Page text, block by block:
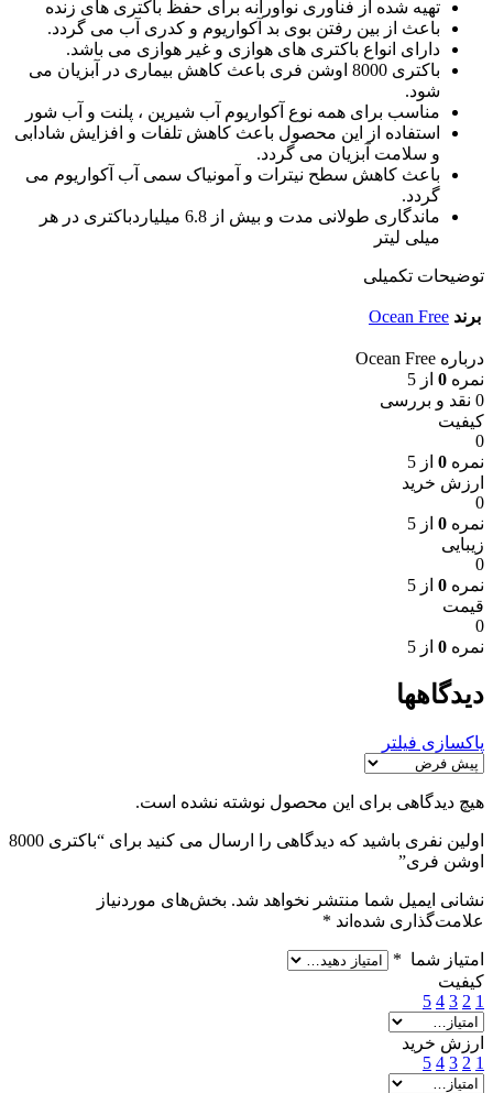
تهیه شده از فناوری نوآورانه برای حفظ باکتری های زنده
باعث از بین رفتن بوی بد آکواریوم و کدری آب می گردد.
دارای انواع باکتری های هوازی و غیر هوازی می باشد.
باکتری 8000 اوشن فری باعث کاهش بیماری در آبزیان می
شود.
مناسب برای همه نوع آکواریوم آب شیرین ، پلنت و آب شور
استفاده از این محصول باعث کاهش تلفات و افزایش شادابی
و سلامت آبزیان می گردد.
باعث کاهش سطح نیترات و آمونیاک سمی آب آکواریوم می
گردد.
ماندگاری طولانی مدت و بیش از 6.8 میلیاردباکتری در هر
میلی لیتر
توضیحات تکمیلی
برند Ocean Free
درباره Ocean Free
نمره 0 از 5
0 نقد و بررسی
کیفیت
0
نمره 0 از 5
ارزش خرید
0
نمره 0 از 5
زیبایی
0
نمره 0 از 5
قیمت
0
نمره 0 از 5
دیدگاهها
پاکسازی فیلتر
هیچ دیدگاهی برای این محصول نوشته نشده است.
اولین نفری باشید که دیدگاهی را ارسال می کنید برای “باکتری 8000
اوشن فری”
نشانی ایمیل شما منتشر نخواهد شد. بخش‌های موردنیاز
علامت‌گذاری شده‌اند *
امتیاز شما *
کیفیت
1
2
3
4
5
ارزش خرید
1
2
3
4
5